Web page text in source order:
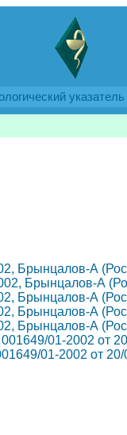
указатель
Брынцалов-А
Брынцалов-А
Брынцалов-А
Брынцалов-А
Брынцалов-А
001649/01-2002 от
01-2002 от